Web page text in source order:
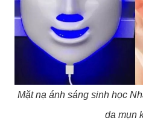
Mặt nạ ánh sáng sinh học
da mụn